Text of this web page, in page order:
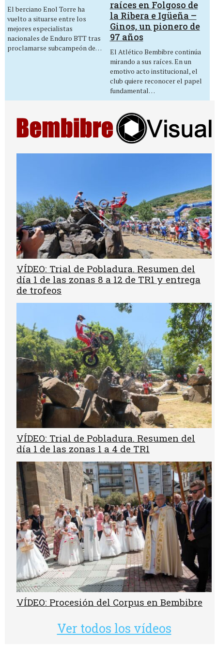
El berciano Enol Torre ha
vuelto a situarse entre los
mejores especialistas
nacionales de Enduro BTT tras
proclamarse subcampeón de…
raíces en Folgoso de
la Ribera e Igüeña –
Ginos, un pionero de
97 años
El Atlético Bembibre continúa
mirando a sus raíces. En un
emotivo acto institucional, el
club quiere reconocer el papel
fundamental…
VÍDEO: Trial de Pobladura. Resumen del
día 1 de las zonas 8 a 12 de TR1 y entrega
de trofeos
VÍDEO: Trial de Pobladura. Resumen del
día 1 de las zonas 1 a 4 de TR1
VÍDEO: Procesión del Corpus en Bembibre
Ver todos los vídeos